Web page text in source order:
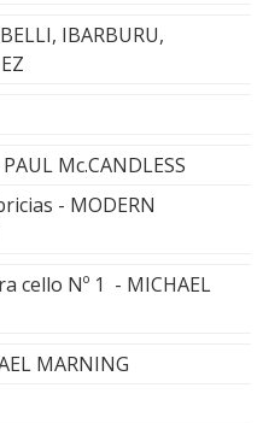
IBARBURU,
Mc.CANDLESS
- MODERN
cello Nº 1 - MICHAEL
MARNING